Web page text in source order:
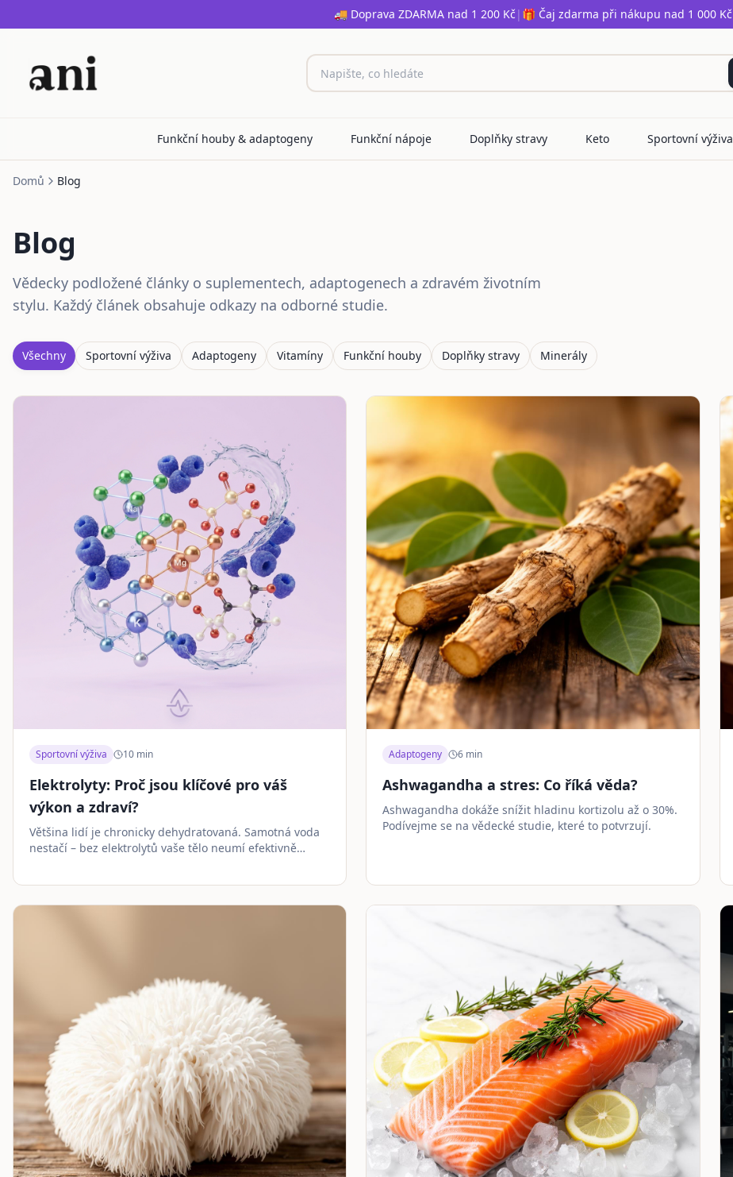
🚚 Doprava ZDARMA nad 1 200 Kč| 🎁 Čaj zdarma při nákupu nad 1 000 Kč
Funkční houby & adaptogeny Funkční nápoje Doplňky stravy Keto Sportovní výživa
Domů Blog
Blog
Vědecky podložené články o suplementech, adaptogenech a zdravém životním
stylu. Každý článek obsahuje odkazy na odborné studie.
Všechny Sportovní výživa Adaptogeny Vitamíny Funkční houby Doplňky stravy Minerály
Sportovní výživa 10 min
Elektrolyty: Proč jsou klíčové pro váš
výkon a zdraví?
Většina lidí je chronicky dehydratovaná. Samotná voda
nestačí – bez elektrolytů vaše tělo neumí efektivně
Adaptogeny 6 min
Ashwagandha a stres: Co říká věda?
Ashwagandha dokáže snížit hladinu kortizolu až o 30%.
Podívejme se na vědecké studie, které to potvrzují.